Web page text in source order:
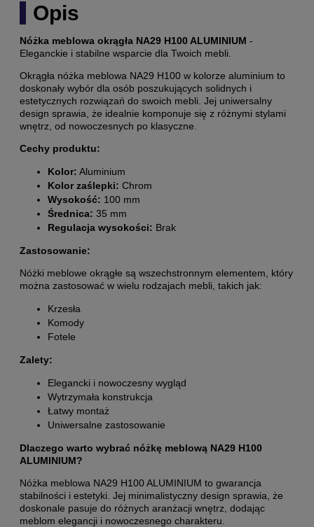
Opis
Nóżka meblowa okrągła NA29 H100 ALUMINIUM -
Eleganckie i stabilne wsparcie dla Twoich mebli.
Okrągła nóżka meblowa NA29 H100 w kolorze aluminium to
doskonały wybór dla osób poszukujących solidnych i
estetycznych rozwiązań do swoich mebli. Jej uniwersalny
design sprawia, że idealnie komponuje się z różnymi stylami
wnętrz, od nowoczesnych po klasyczne.
Cechy produktu:
Kolor: Aluminium
Kolor zaślepki: Chrom
Wysokość: 100 mm
Średnica: 35 mm
Regulacja wysokości: Brak
Zastosowanie:
Nóżki meblowe okrągłe są wszechstronnym elementem, który
można zastosować w wielu rodzajach mebli, takich jak:
Krzesła
Komody
Fotele
Zalety:
Elegancki i nowoczesny wygląd
Wytrzymała konstrukcja
Łatwy montaż
Uniwersalne zastosowanie
Dlaczego warto wybrać nóżkę meblową NA29 H100
ALUMINIUM?
Nóżka meblowa NA29 H100 ALUMINIUM to gwarancja
stabilności i estetyki. Jej minimalistyczny design sprawia, że
doskonale pasuje do różnych aranżacji wnętrz, dodając
meblom elegancji i nowoczesnego charakteru.